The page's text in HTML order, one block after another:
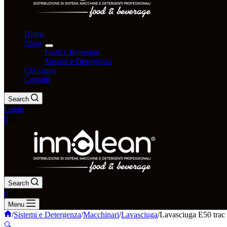
Home
Shop
Food e Beverage
Sistemi e Detergenza
Chi siamo
Contatti
Search
Login
Carrello
0
Search
Carrello
0
Menu
Home
/Sistemi e Detergenza/Macchinari/Lavasciuga/Lavasciuga E50
🔍